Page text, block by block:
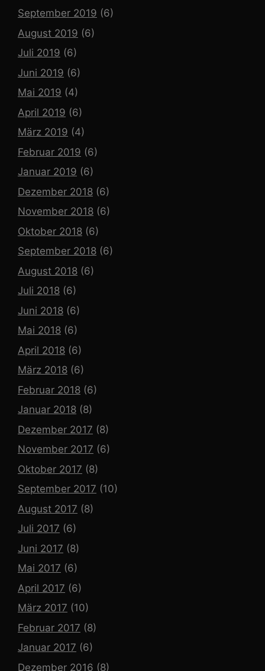
September 2019 (6)
August 2019 (6)
Juli 2019 (6)
Juni 2019 (6)
Mai 2019 (4)
April 2019 (6)
März 2019 (4)
Februar 2019 (6)
Januar 2019 (6)
Dezember 2018 (6)
November 2018 (6)
Oktober 2018 (6)
September 2018 (6)
August 2018 (6)
Juli 2018 (6)
Juni 2018 (6)
Mai 2018 (6)
April 2018 (6)
März 2018 (6)
Februar 2018 (6)
Januar 2018 (8)
Dezember 2017 (8)
November 2017 (6)
Oktober 2017 (8)
September 2017 (10)
August 2017 (8)
Juli 2017 (6)
Juni 2017 (8)
Mai 2017 (6)
April 2017 (6)
März 2017 (10)
Februar 2017 (8)
Januar 2017 (6)
Dezember 2016 (8)